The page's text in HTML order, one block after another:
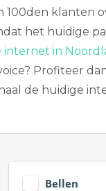
klanten
het huidige
internet in
Profiteer
de huidige
Bellen